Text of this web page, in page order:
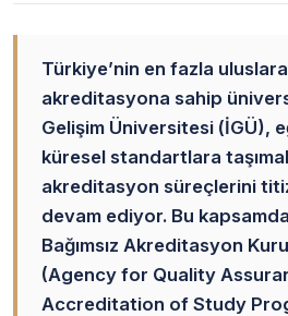
Türkiye’nin en fazla
akreditasyona sahip
Gelişim Üniversitesi (İGÜ),
küresel standartlara
akreditasyon süreçlerini
devam ediyor. Bu
Bağımsız Akreditasyon
(Agency for Quality
Accreditation of Study